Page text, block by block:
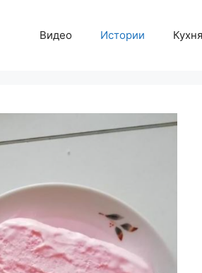
Видео Истории Кухня